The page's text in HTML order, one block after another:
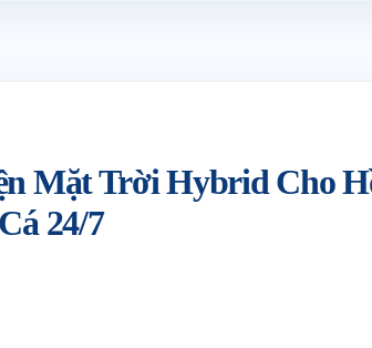
Mặt Trời Hybrid Cho
24/7